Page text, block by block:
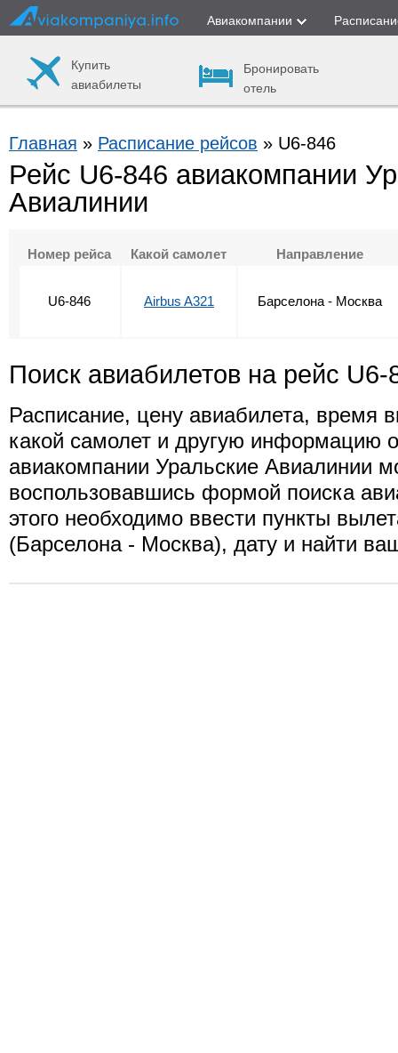
Авиакомпании
Купить
авиабилеты
Бронировать
отель
Главная » Расписание рейсов » U6-846
Рейс U6-846 авиакомпании
Авиалинии
Номер рейса Какой самолет Направление
U6-846 Airbus A321 Барселона - Москва
Поиск авиабилетов на рейс U6-
Расписание, цену авиабилета, время
какой самолет и другую информацию
авиакомпании Уральские Авиалинии
воспользовавшись формой поиска
этого необходимо ввести пункты
(Барселона - Москва), дату и найти